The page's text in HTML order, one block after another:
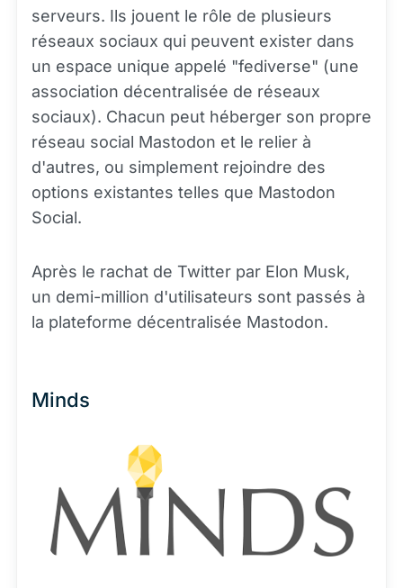
serveurs. Ils jouent le rôle de plusieurs
réseaux sociaux qui peuvent exister dans
un espace unique appelé "fediverse" (une
association décentralisée de réseaux
sociaux). Chacun peut héberger son propre
réseau social Mastodon et le relier à
d'autres, ou simplement rejoindre des
options existantes telles que Mastodon
Social.
Après le rachat de Twitter par Elon Musk,
un demi-million d'utilisateurs sont passés à
la plateforme décentralisée Mastodon.
Minds